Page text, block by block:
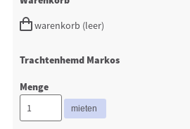
warenkorb (leer)
Trachtenhemd Markos
Menge